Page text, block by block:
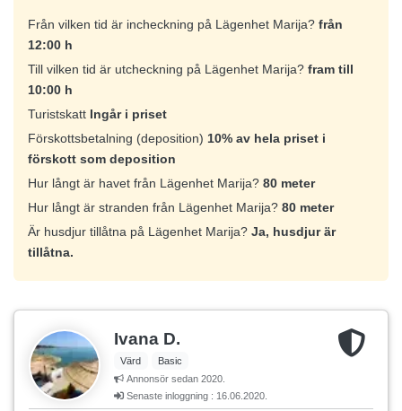
Från vilken tid är incheckning på Lägenhet Marija? från
12:00 h
Till vilken tid är utcheckning på Lägenhet Marija? fram till
10:00 h
Turistskatt Ingår i priset
Förskottsbetalning (deposition) 10% av hela priset i
förskott som deposition
Hur långt är havet från Lägenhet Marija? 80 meter
Hur långt är stranden från Lägenhet Marija? 80 meter
Är husdjur tillåtna på Lägenhet Marija? Ja, husdjur är
tillåtna.
Ivana D.
Värd
Basic
Annonsör sedan 2020.
Senaste inloggning : 16.06.2020.